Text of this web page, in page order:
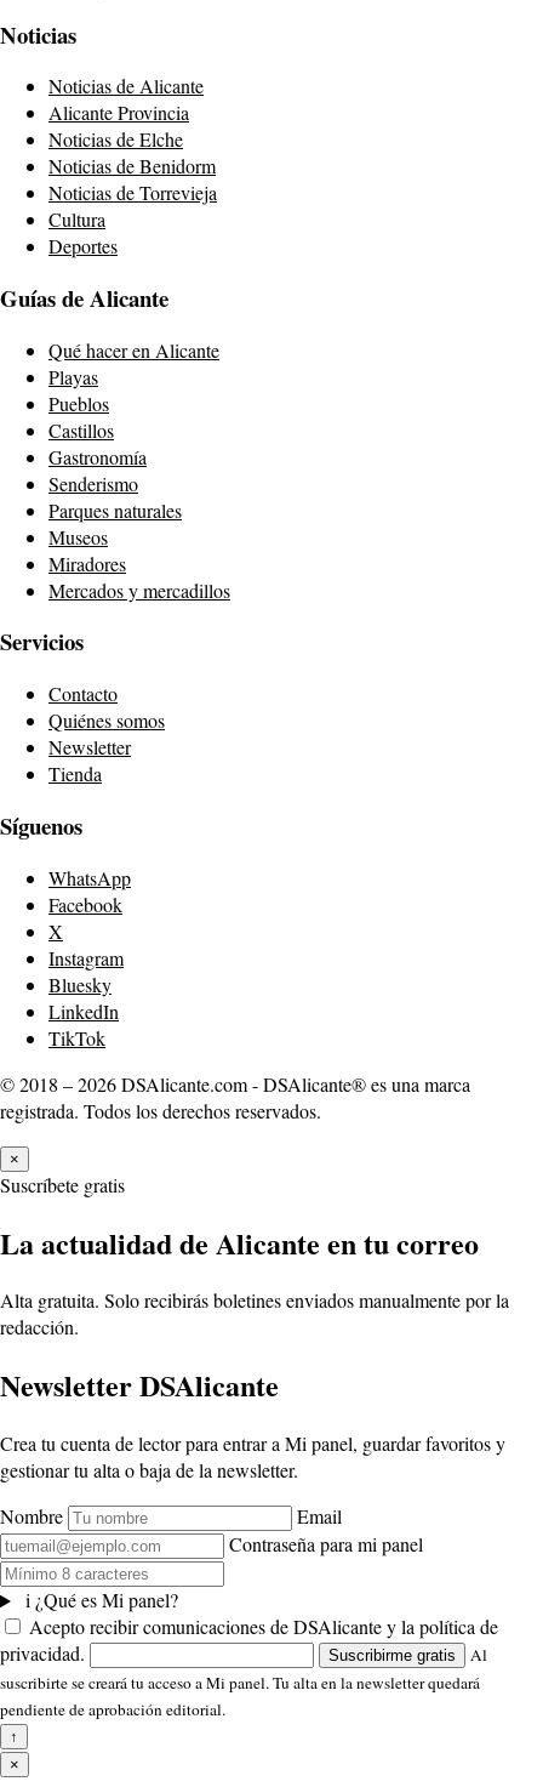
Noticias
Noticias de Alicante
Alicante Provincia
Noticias de Elche
Noticias de Benidorm
Noticias de Torrevieja
Cultura
Deportes
Guías de Alicante
Qué hacer en Alicante
Playas
Pueblos
Castillos
Gastronomía
Senderismo
Parques naturales
Museos
Miradores
Mercados y mercadillos
Servicios
Contacto
Quiénes somos
Newsletter
Tienda
Síguenos
WhatsApp
Facebook
X
Instagram
Bluesky
LinkedIn
TikTok
© 2018 – 2026 DSAlicante.com - DSAlicante® es una marca
registrada. Todos los derechos reservados.
×
Suscríbete gratis
La actualidad de Alicante en tu correo
Alta gratuita. Solo recibirás boletines enviados manualmente por la
redacción.
Newsletter DSAlicante
Crea tu cuenta de lector para entrar a Mi panel, guardar favoritos y
gestionar tu alta o baja de la newsletter.
Nombre
Email
Contraseña para mi panel
i¿Qué es Mi panel?
Acepto recibir comunicaciones de DSAlicante y la política de
privacidad.
Suscribirme gratis
Al
suscribirte se creará tu acceso a Mi panel. Tu alta en la newsletter quedará
pendiente de aprobación editorial.
↑
×